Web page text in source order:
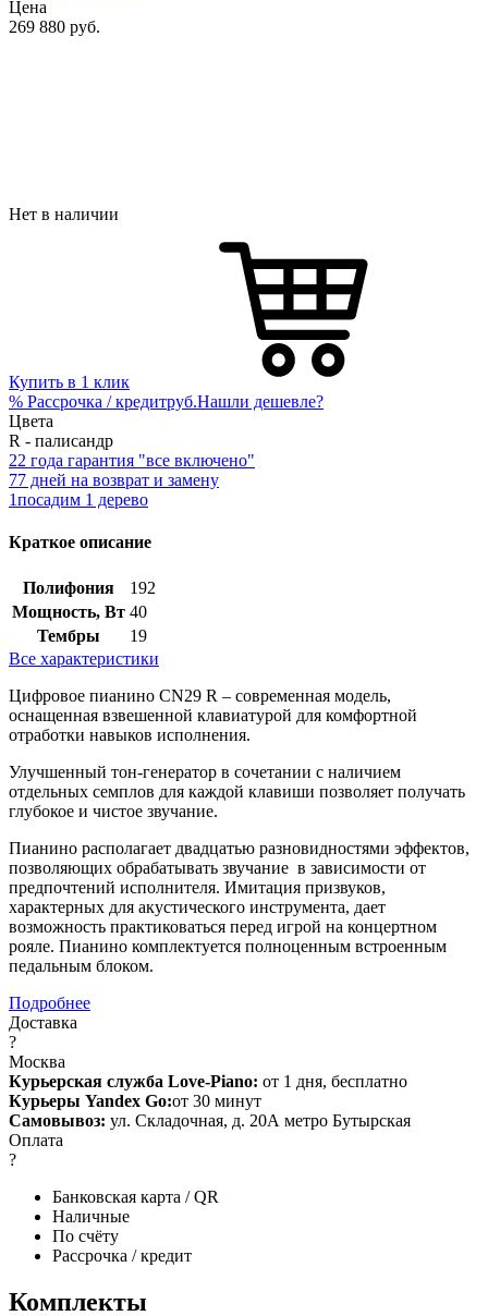
Цена
269 880 руб.
Нет в наличии
Купить в 1 клик
% Рассрочка / кредитруб.Нашли дешевле?
Цвета
R - палисандр
22 года гарантия "все включено"
77 дней на возврат и замену
1посадим 1 дерево
Краткое описание
Полифония
192
Мощность, Вт 40
Тембры
19
Все характеристики
Цифровое пианино CN29 R – современная модель,
оснащенная взвешенной клавиатурой для комфортной
отработки навыков исполнения.
Улучшенный тон-генератор в сочетании с наличием
отдельных семплов для каждой клавиши позволяет получать
глубокое и чистое звучание.
Пианино располагает двадцатью разновидностями эффектов,
позволяющих обрабатывать звучание в зависимости от
предпочтений исполнителя. Имитация призвуков,
характерных для акустического инструмента, дает
возможность практиковаться перед игрой на концертном
рояле. Пианино комплектуется полноценным встроенным
педальным блоком.
Подробнее
Доставка
?
Москва
Курьерская служба Love-Piano: от 1 дня, бесплатно
Курьеры Yandex Go:от 30 минут
Самовывоз: ул. Складочная, д. 20А метро Бутырская
Оплата
?
Банковская карта / QR
Наличные
По счёту
Рассрочка / кредит
Комплекты